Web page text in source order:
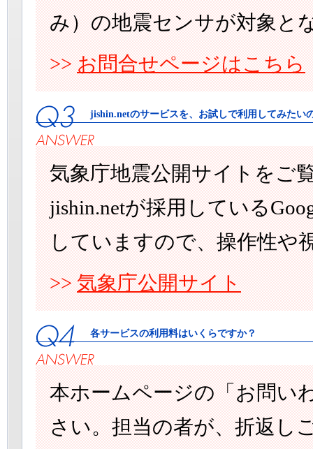
み）の地震センサが対象と
>>お問合せページはこちら
jishin.netのサービスを、お試しで利用してみたい
気象庁地震公開サイトをご
jishin.netが採用している
していますので、操作性や
>>気象庁公開サイト
各サービスの利用料はいくらですか？
本ホームページの「お問い
さい。担当の者が、折返し